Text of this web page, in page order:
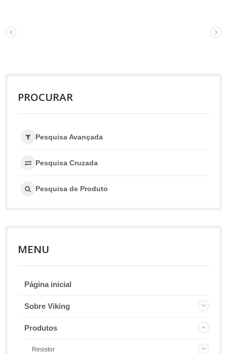
PROCURAR
Pesquisa Avançada
Pesquisa Cruzada
Pesquisa de Produto
MENU
Página inicial
Sobre Viking
Produtos
Resistor